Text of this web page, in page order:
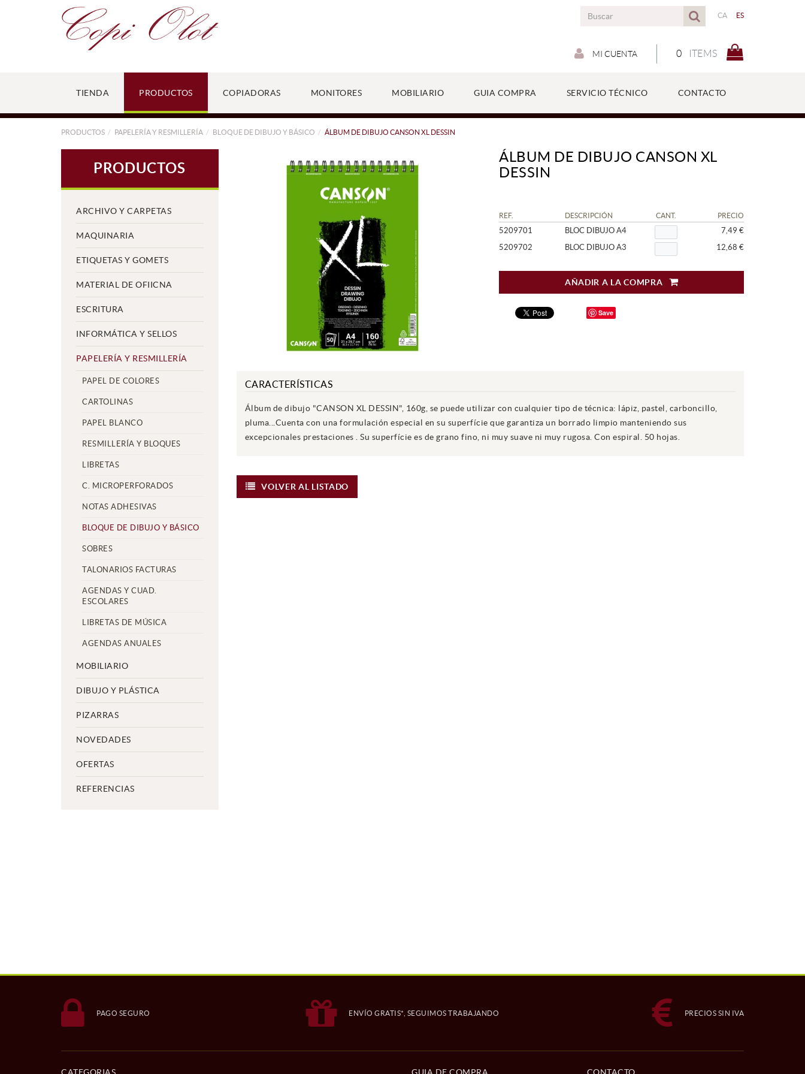
CA ES
0 ITEMS
MI CUENTA
TIENDA PRODUCTOS COPIADORAS MONITORES MOBILIARIO GUIA COMPRA SERVICIO TÉCNICO CONTACTO
PRODUCTOS PAPELERÍA Y RESMILLERÍA BLOQUE DE DIBUJO Y BÁSICO ÁLBUM DE DIBUJO CANSON XL DESSIN
PRODUCTOS
ARCHIVO Y CARPETAS
MAQUINARIA
ETIQUETAS Y GOMETS
MATERIAL DE OFIICNA
ESCRITURA
INFORMÁTICA Y SELLOS
PAPELERÍA Y RESMILLERÍA
PAPEL DE COLORES
CARTOLINAS
PAPEL BLANCO
RESMILLERÍA Y BLOQUES
LIBRETAS
C. MICROPERFORADOS
NOTAS ADHESIVAS
BLOQUE DE DIBUJO Y BÁSICO
SOBRES
TALONARIOS FACTURAS
AGENDAS Y CUAD.
ESCOLARES
LIBRETAS DE MÚSICA
AGENDAS ANUALES
MOBILIARIO
DIBUJO Y PLÁSTICA
PIZARRAS
NOVEDADES
OFERTAS
REFERENCIAS
ÁLBUM DE DIBUJO CANSON XL
DESSIN
REF. DESCRIPCIÓN CANT. PRECIO
5209701 BLOC DIBUJO A4
7,49 €
5209702
BLOC DIBUJO A3 12,68 €
AÑADIR A LA COMPRA
Save
CARACTERÍSTICAS
Álbum de dibujo "CANSON XL DESSIN", 160g, se puede utilizar con cualquier tipo de técnica: lápiz, pastel, carboncillo,
pluma...Cuenta con una formulación especial en su superfície que garantiza un borrado limpio manteniendo sus
excepcionales prestaciones . Su superfície es de grano fino, ni muy suave ni muy rugosa. Con espiral. 50 hojas.
VOLVER AL LISTADO
PAGO SEGURO ENVÍO GRATIS*, SEGUIMOS TRABAJANDO PRECIOS SIN IVA